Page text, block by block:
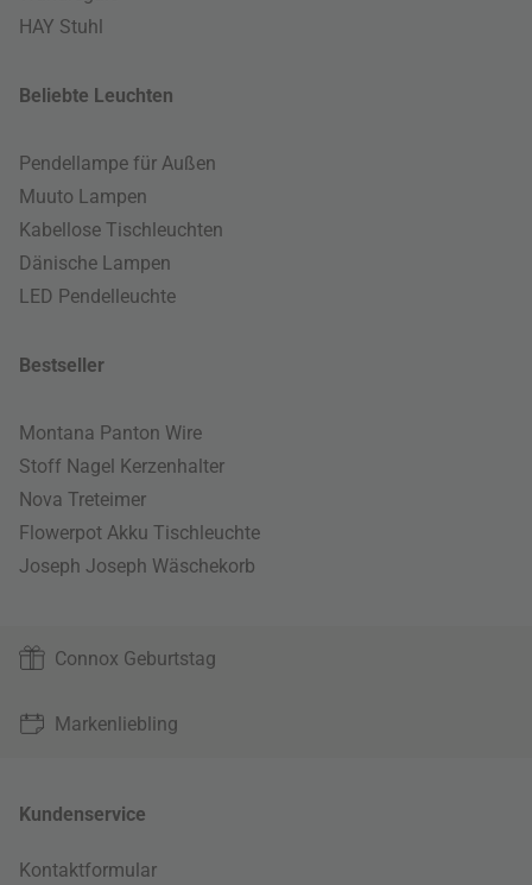
HAY Stuhl
Beliebte Leuchten
Pendellampe für Außen
Muuto Lampen
Kabellose Tischleuchten
Dänische Lampen
LED Pendelleuchte
Bestseller
Montana Panton Wire
Stoff Nagel Kerzenhalter
Nova Treteimer
Flowerpot Akku Tischleuchte
Joseph Joseph Wäschekorb
Connox Geburtstag
Markenliebling
Kundenservice
Kontaktformular